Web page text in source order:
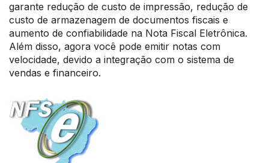
garante redução de custo de impressão, redução de
custo de armazenagem de documentos fiscais e
aumento de confiabilidade na Nota Fiscal Eletrônica.
Além disso, agora você pode emitir notas com
velocidade, devido a integração com o sistema de
vendas e financeiro.